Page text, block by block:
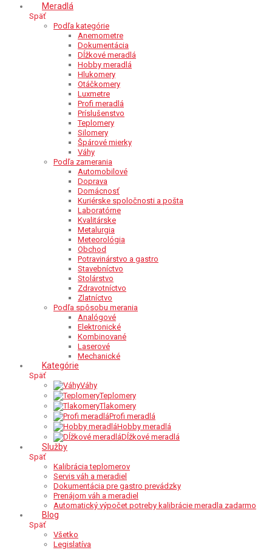
Meradlá
Späť
Podľa kategórie
Anemometre
Dokumentácia
Dĺžkové meradlá
Hobby meradlá
Hlukomery
Otáčkomery
Luxmetre
Profi meradlá
Príslušenstvo
Teplomery
Silomery
Špárové mierky
Váhy
Podľa zamerania
Automobilové
Doprava
Domácnosť
Kuriérske spoločnosti a pošta
Laboratórne
Kvalitárske
Metalurgia
Meteorológia
Obchod
Potravinárstvo a gastro
Stavebníctvo
Stolárstvo
Zdravotníctvo
Zlatníctvo
Podľa spôsobu merania
Analógové
Elektronické
Kombinované
Laserové
Mechanické
Kategórie
Späť
Váhy
Teplomery
Tlakomery
Profi meradlá
Hobby meradlá
Dĺžkové meradlá
Služby
Späť
Kalibrácia teplomerov
Servis váh a meradiel
Dokumentácia pre gastro prevádzky
Prenájom váh a meradiel
Automatický výpočet potreby kalibrácie meradla zadarmo
Blog
Späť
Všetko
Legislatíva